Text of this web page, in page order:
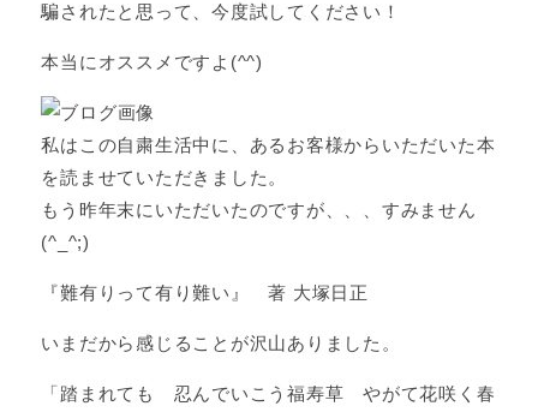
騙されたと思って、今度試してください！
本当にオススメですよ(^^)
私はこの自粛生活中に、あるお客様からいただいた本
を読ませていただきました。
もう昨年末にいただいたのですが、、、すみません
(^_^;)
『難有りって有り難い』 著 大塚日正
いまだから感じることが沢山ありました。
「踏まれても 忍んでいこう福寿草 やがて花咲く春